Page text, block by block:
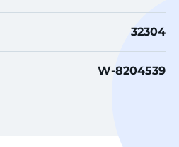
32304
W-8204539